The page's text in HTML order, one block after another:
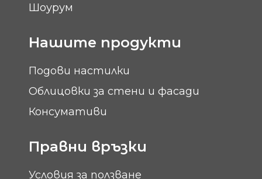
Шоурум
Нашите продукти
Подови настилки
Облицовки за стени и фасади
Консумативи
Правни връзки
Условия за ползване